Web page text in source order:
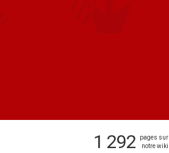
1 292
pages sur
notre wiki